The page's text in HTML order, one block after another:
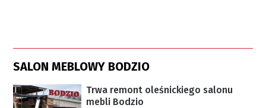
SALON MEBLOWY BODZIO
Trwa remont oleśnickiego salonu
mebli Bodzio